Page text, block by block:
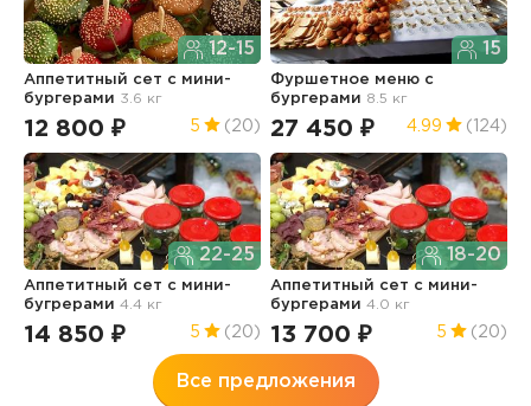
12-15
Аппетитный сет с мини-
бургерами 3.6 кг
12 800 ₽ 5 (20)
15
Фуршетное меню с
бургерами 8.5 кг
27 450 ₽ 4.99 (124)
22-25
Аппетитный сет с мини-
бугрерами4.4 кг
14 850 ₽ 5 (20)
18-20
Аппетитный сет с мини-
бургерами4.0 кг
13 700 ₽ 5 (20)
Все предложения